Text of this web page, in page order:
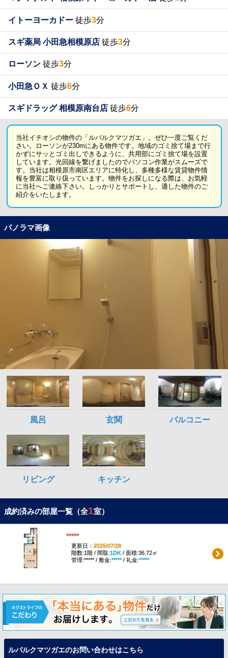
イトーヨーカドー 徒歩3分
スギ薬局 小田急相模原店 徒歩3分
ローソン 徒歩3分
小田急ＯＸ 徒歩6分
スギドラッグ 相模原南台店 徒歩6分
当社イチオシの物件の「ルパルクマツガエ」。ぜひ一度ご覧くだ
さい。ローソンが230mにある物件です。地域のゴミ捨て場まで行
かずにサッとゴミ出しできるように、共用部にゴミ捨て場を設置
しています。光回線を繋げましたのでパソコン作業がスムーズで
す。当社は相模原市南区エリアに特化し、多種多様な賃貸物件情
報を豊富に取り扱っています。物件をお探しになる際は、お気軽
に当社へご連絡下さい。しっかりとサポートし、適した物件のご
紹介をいたします。
パノラマ画像
成約済みの部屋一覧（全1室）
*****
更新日： 2025/07/28
階数:1階 / 間取:1DK/ 面積:36.72㎡
管理:***** / 敷金:*****/ 礼金:*****
ルパルクマツガエのお問い合わせはこちら